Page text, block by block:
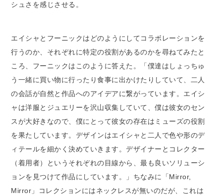
シュさを感じさせる。
エイシャとフーニックはどのようにしてコラボレーションを
行うのか、それぞれに特定の役割があるのかを尋ねてみたと
ころ、フーニックはこのように答えた。「僕達はしょっちゅ
う一緒に買い物に行ったり食事に出かけたりしていて、二人
の会話が自然と作品へのアイデアに繋がっています。エイシ
ャは洋服とジュエリーを沢山収集していて、僕は彼女のセン
スが大好きなので、僕にとって彼女の存在はミューズの役割
を果たしています。デザインはエイシャと二人で色や形のデ
ィテールを細かく決めていきます。デザイナーとコレクター
（着用者）というそれぞれの目線から、最も良いソリューシ
ョンを見つけて作品にしています。」ちなみに「Mirror,
Mirror」コレクションにはネックレスが無いのだが、これは